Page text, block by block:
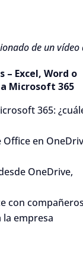
de un vídeo
Excel, Word o
Microsoft 365
365:
en
OneDrive,
con
empresa